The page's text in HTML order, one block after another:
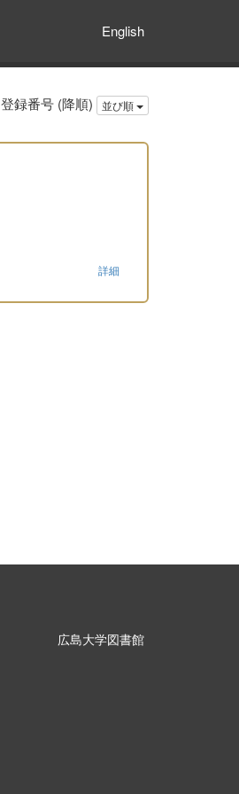
English
登録番号 (降順) 並び順
詳細
広島大学図書館